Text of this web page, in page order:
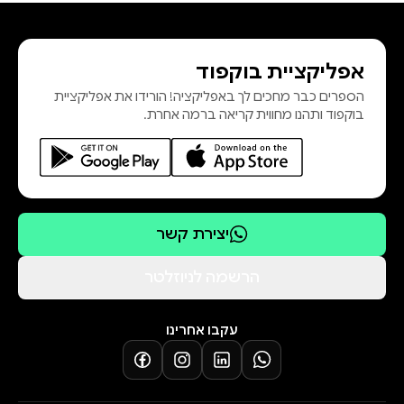
אפליקציית בוקפוד
הספרים כבר מחכים לך באפליקציה! הורידו את אפליקציית
בוקפוד ותהנו מחווית קריאה ברמה אחרת.
יצירת קשר
עקבו אחרינו